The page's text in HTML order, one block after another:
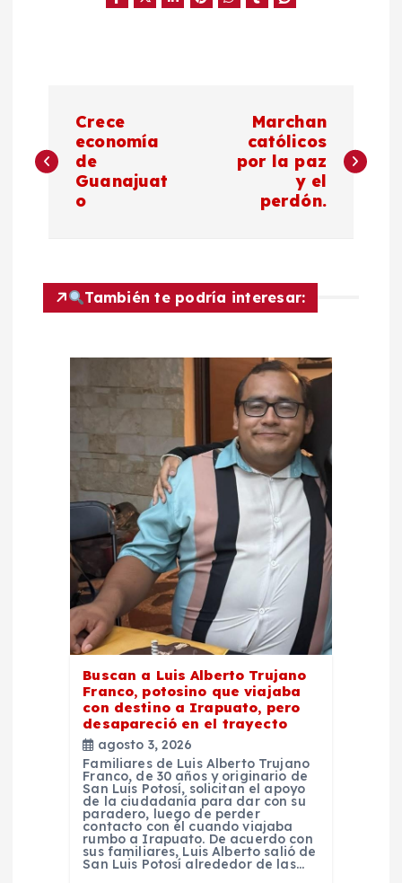
a
g
a
Crece
economía
de
Guanajuat
o
Marchan
católicos
por la paz
y el
perdón.
También te podría interesar:
Buscan a Luis Alberto Trujano
Franco, potosino que viajaba
con destino a Irapuato, pero
desapareció en el trayecto
agosto 3, 2026
Familiares de Luis Alberto Trujano
Franco, de 30 años y originario de
San Luis Potosí, solicitan el apoyo
de la ciudadanía para dar con su
paradero, luego de perder
contacto con él cuando viajaba
rumbo a Irapuato. De acuerdo con
sus familiares, Luis Alberto salió de
San Luis Potosí alrededor de las…